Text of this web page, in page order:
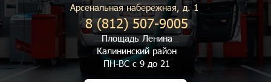
Арсенальная набережная, д. 1
8 (812) 507-9005
Площадь Ленина
Калининский район
ПН-ВС с 9 до 21